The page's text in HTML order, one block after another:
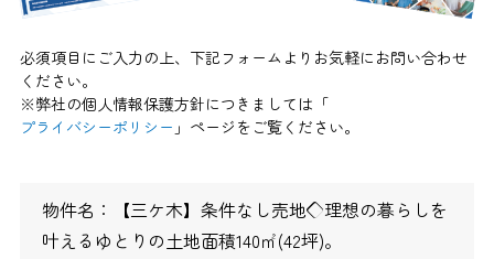
必須項目にご入力の上、下記フォームよりお気軽にお問い合わせ
ください。
※弊社の個人情報保護方針につきましては「
プライバシーポリシー 」ページをご覧ください。
物件名：【三ケ木】条件なし売地◇理想の暮らしを
叶えるゆとりの土地面積140㎡(42坪)。